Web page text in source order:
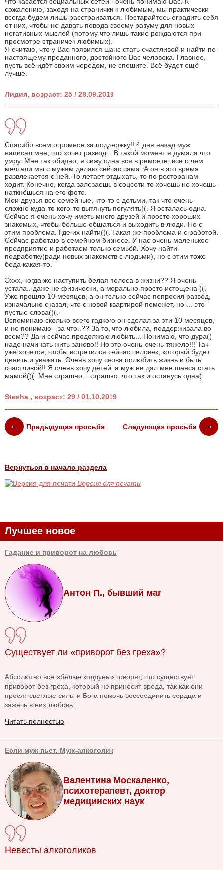
Что касается социальных сетей - очень понимаю Вас. К
сожалению, заходя на странички к любимым, мы практически
всегда будем лишь расстраиваться. Постарайтесь оградить себя
от них, чтобы не давать повода своему разуму для новых
негативных мыслей (потому что лишь такие рождаются при
просмотре страничек любимых).
Я считаю, что у Вас появился шанс стать счастливой и найти по-
настоящему преданного, достойного Вас человека. Главное,
пусть всё идёт своим чередом, не спешите. Всё будет ещё
лучше.
Лидия, возраст: 25 / 28.09.2019
Спасибо всем огромное за поддержку!! 4 дня назад муж
написал мне, что хочет развод... В такой момент я думала что
умру. Мне так обидно, я сижу одна вся в ремонте, все о чем
мечтали мы с мужем делаю сейчас сама. А он в это время
развлекается с ней. То летает отдыхать, то по ресторанам
ходит. Конечно, когда залезаешь в соцсети то хочешь не хочешь
наткнёшься на его фото.
Мои друзья все семейные, кто-то с детьми, так что очень
сложно куда-то кого-то вытянуть погулять((. Я осталась одна.
Сейчас я очень хочу иметь много друзей и просто хороших
знакомых, чтобы больше общаться и выходить в люди. Но с
этим проблема. Где их найти(((. Такая же проблема и с работой.
Сейчас работаю в семейном бизнесе. У нас очень маленькое
предприятие и работаем только семьёй. Хочу найти
подработку(ради новых знакомств с людьми), но с этим тоже
беда какая-то.
Эххх, когда же наступить белая полоса в жизни?? Я очень
устала.. даже не физически, а морально просто истощена ((.
Уже прошло 10 месяцев, а он только сейчас попросил развод,
изначально сказал, что с новой квартирой поможет, но ... это
пустые слова(((.
Вспоминаю сколько всего гадкого он сделал за эти 10 месяцев,
и не понимаю - за что..?? За то, что любила, поддерживала во
всем?? Да и сейчас продолжаю любить... Понимаю, что дура((
надо начинать жить заново!! Но это очень-очень тяжело!!! Так
уже хочется, чтобы встретился сейчас человек, который будет
ценить и уважать. Очень хочу снова полюбить жизнь и быть
счастливой!! Я очень хочу детей, а муж не дал мне шанса стать
мамой(((. Мне страшно... страшно, что так и останусь одна(.
Stesha , возраст: 29 / 01.10.2019
Предыдущая просьба Следующая просьба
Вернуться в начало раздела
Версия для печати
Лучшее новое
Гадание и приворот на любовь
Антон П., бывший маг
Существует ли «приворот без греха»?
Абсолютно все «белые колдуны» говорят, что существует
приворот без греха, который не приносит вреда, так как они
просят светлые силы и Бога помочь воссоединить сердца и
зажечь в них любовь...
Читать полностью
Если муж пьет. Муж-алкоголик
Валентина Москаленко,
психотерапевт, доктор
медицинских наук
Невесты алкоголиков